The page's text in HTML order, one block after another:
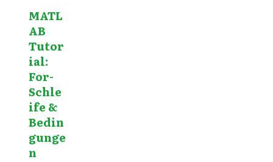
MATL
AB
Tutor
ial:
For-
Schle
ife &
Bedin
gunge
n